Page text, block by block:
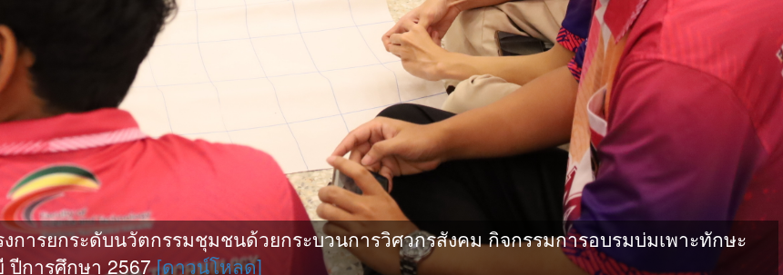
ารยกระดับนวัตกรรมชุมชนด้วยกระบวนการวิศวกรสังคม กิจกรรมการอบรมบ่มเพาะทักษะ
ปีการศึกษา 2567 [ดาวน์โหลด]